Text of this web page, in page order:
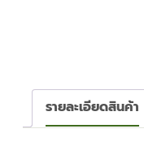
รายละเอียดสินค้า